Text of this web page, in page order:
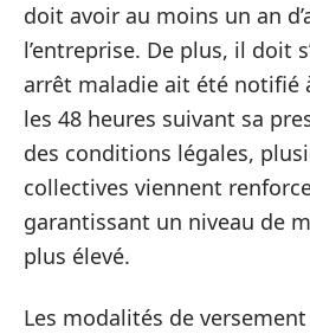
doit avoir au moins un an
l’entreprise. De plus, il doit
arrêt maladie ait été notifié
les 48 heures suivant sa
des conditions légales,
collectives viennent
garantissant un niveau de
plus élevé.
Les modalités de